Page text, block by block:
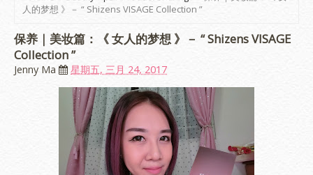
人的梦想 》－ “ Shizens VISAGE Collection ”
保养｜美妆篇：《 女人的梦想 》－ “ Shizens VISAGE
Collection ”
Jenny Ma 星期五, 三月 24, 2017